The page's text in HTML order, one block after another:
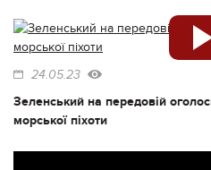
24.05.23
Зеленський на передовій
морської піхоти